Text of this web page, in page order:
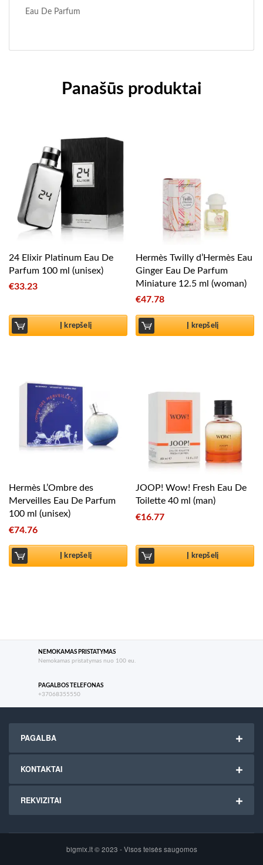
Eau De Parfum
Panašūs produktai
24 Elixir Platinum Eau De
Parfum 100 ml (unisex)
€33.23
Į krepšelį
Hermès Twilly d’Hermès Eau
Ginger Eau De Parfum
Miniature 12.5 ml (woman)
€47.78
Į krepšelį
Hermès L’Ombre des
Merveilles Eau De Parfum
100 ml (unisex)
€74.76
Į krepšelį
JOOP! Wow! Fresh Eau De
Toilette 40 ml (man)
€16.77
Į krepšelį
NEMOKAMAS PRISTATYMAS
Nemokamas pristatymas nuo 100 eu.
PAGALBOS TELEFONAS
+37068355550
PAGALBA
KONTAKTAI
REKVIZITAI
bigmix.lt © 2023 - Visos teisės saugomos